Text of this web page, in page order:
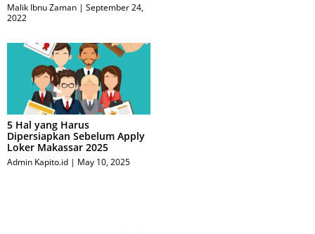
Malik Ibnu Zaman
September 24,
2022
5 Hal yang Harus
Dipersiapkan Sebelum Apply
Loker Makassar 2025
Admin Kapito.id May 10, 2025